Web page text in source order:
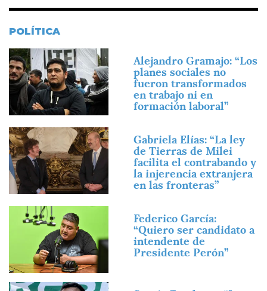
POLÍTICA
Imagen
Alejandro Gramajo: “Los
planes sociales no
fueron transformados
en trabajo ni en
formación laboral”
Imagen
Gabriela Elías: “La ley
de Tierras de Milei
facilita el contrabando y
la injerencia extranjera
en las fronteras”
Imagen
Federico García:
“Quiero ser candidato a
intendente de
Presidente Perón”
Imagen